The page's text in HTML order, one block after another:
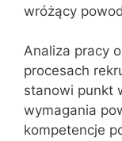
wróżący
Analiza pracy
procesach
stanowi punkt
wymagania
kompetencje